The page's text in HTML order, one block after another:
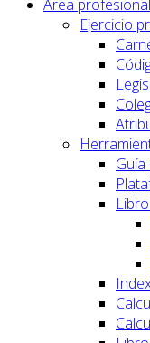
Área profesional
Ejercicio